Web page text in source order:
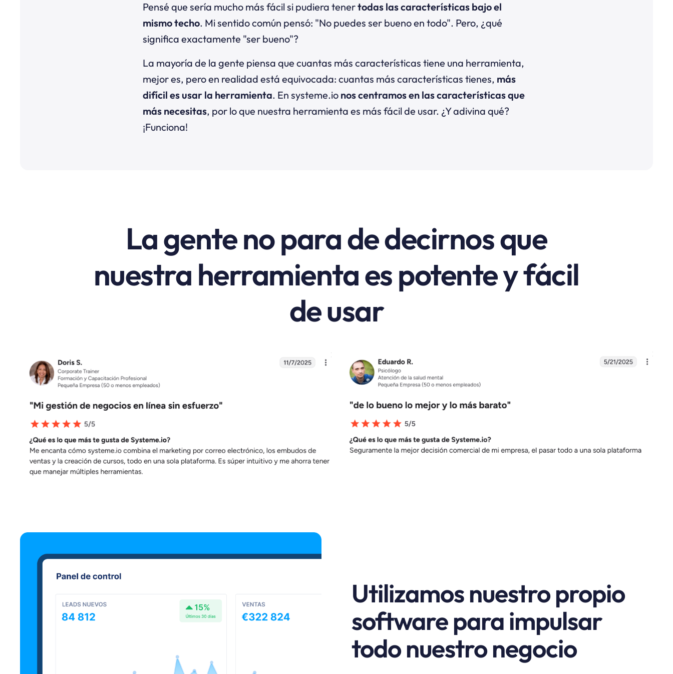
Pensé que sería mucho más fácil si pudiera tenertodas las características bajo el
mismo techo. Mi sentido común pensó: "No puedes ser bueno en todo". Pero, ¿qué
significa exactamente "ser bueno"?
La mayoría de la gente piensa que cuantas más características tiene una herramienta,
mejor es, pero en realidad está equivocada: cuantas más características tienes, más
difícil es usar la herramienta. En systeme.io nos centramos en las características que
más necesitas, por lo que nuestra herramienta es más fácil de usar. ¿Y adivina qué?
¡Funciona!
La gente no para de decirnos que
nuestra herramienta es potente y fácil
de usar
Utilizamos nuestro propio
software para impulsar
todo nuestro negocio